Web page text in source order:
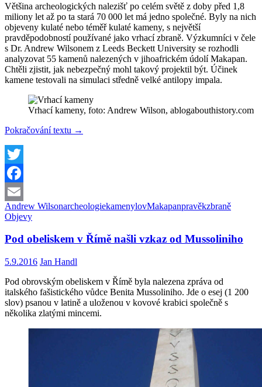
Většina archeologických nalezišť po celém světě z doby před 1,8
miliony let až po ta stará 70 000 let má jedno společné. Byly na nich
objeveny kulaté nebo téměř kulaté kameny, s největší
pravděpodobností používané jako vrhací zbraně. Výzkumníci v čele
s Dr. Andrew Wilsonem z Leeds Beckett University se rozhodli
analyzovat 55 kamenů nalezených v jihoafrickém údolí Makapan.
Chtěli zjistit, jak nebezpečný mohl takový projektil být. Účinek
kamene testovali na simulaci středně velké antilopy impala.
Vrhací kameny, foto: Andrew Wilson, ablogabouthistory.com
Pokračování textu Čím
Ano,
vrhali
→
Twitter
Facebook
Email
Andrew WilsonarcheologiekamenylovMakapanpravěkzbraně
Objevy
Pod obeliskem v Římě našli vzkaz od Mussoliniho
5.9.2016 Jan Handl
Pod obrovským obeliskem v Římě byla nalezena zpráva od
italského fašistického vůdce Benita Mussoliniho. Jde o esej (1 200
slov) psanou v latině a uloženou v kovové krabici společně s
několika zlatými mincemi.